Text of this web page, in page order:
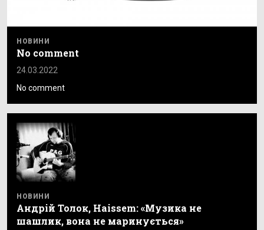
НОВИНИ
No comment
24.03.2022
No comment
НОВИНИ
Андрій Толок, Haissem: «Музика не
шашлик, вона не маринується»